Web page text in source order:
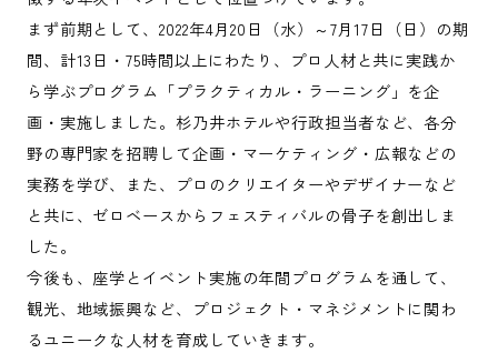
まず前期として、2022年4月20日（水）～7月17日（日）の期
間、計13日・75時間以上にわたり、プロ人材と共に実践か
ら学ぶプログラム「プラクティカル・ラーニング」を企
画・実施しました。杉乃井ホテルや行政担当者など、各分
野の専門家を招聘して企画・マーケティング・広報などの
実務を学び、また、プロのクリエイターやデザイナーなど
と共に、ゼロベースからフェスティバルの骨子を創出しま
した。
今後も、座学とイベント実施の年間プログラムを通して、
観光、地域振興など、プロジェクト・マネジメントに関わ
るユニークな人材を育成していきます。